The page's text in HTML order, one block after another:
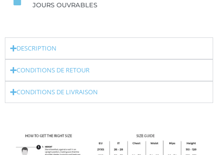
JOURS OUVRABLES
DESCRIPTION
CONDITIONS DE RETOUR
CONDITIONS DE LIVRAISON